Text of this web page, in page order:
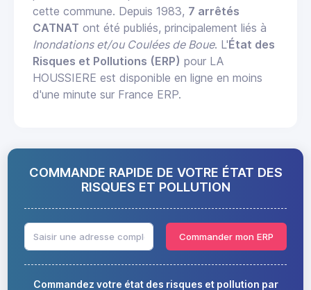
cette commune. Depuis 1983, 7 arrêtés
CATNAT ont été publiés, principalement liés à
Inondations et/ou Coulées de Boue. L'État des
Risques et Pollutions (ERP) pour LA
HOUSSIERE est disponible en ligne en moins
d'une minute sur France ERP.
COMMANDE RAPIDE DE VOTRE ÉTAT DES
RISQUES ET POLLUTION
Commander mon ERP
Commandez votre état des risques et pollution par